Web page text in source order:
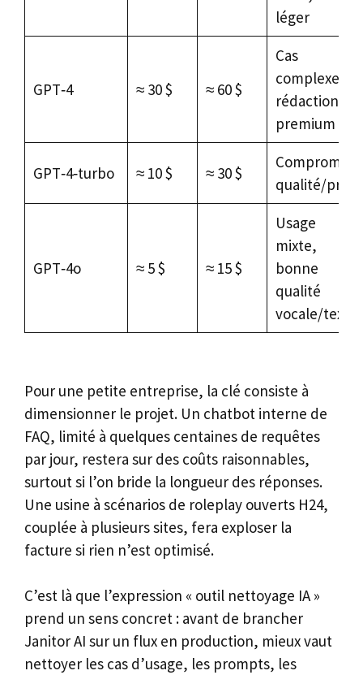
léger
GPT‑4 ≈ 30 $ ≈ 60 $
Cas
complexes,
rédaction
premium
GPT‑4‑turbo ≈ 10 $ ≈ 30 $
Compromis
qualité/prix
GPT‑4o ≈ 5 $ ≈ 15 $
Usage
mixte,
bonne
qualité
vocale/texte
Pour une petite entreprise, la clé consiste à
dimensionner le projet. Un chatbot interne de
FAQ, limité à quelques centaines de requêtes
par jour, restera sur des coûts raisonnables,
surtout si l’on bride la longueur des réponses.
Une usine à scénarios de roleplay ouverts H24,
couplée à plusieurs sites, fera exploser la
facture si rien n’est optimisé.
C’est là que l’expression « outil nettoyage IA »
prend un sens concret : avant de brancher
Janitor AI sur un flux en production, mieux vaut
nettoyer les cas d’usage, les prompts, les